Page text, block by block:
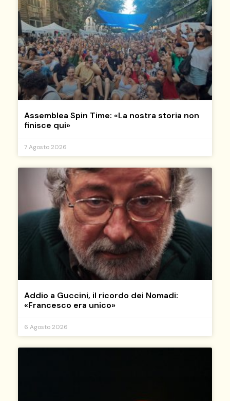
Assemblea Spin Time: «La nostra storia non
finisce qui»
7 Agosto 2026
Addio a Guccini, il ricordo dei Nomadi:
«Francesco era unico»
6 Agosto 2026